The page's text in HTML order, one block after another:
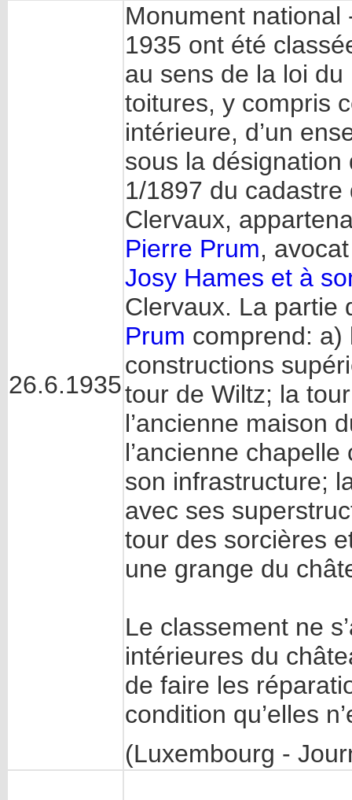
26.6.1935
Monument
1935 ont été
au sens de la loi
toitures, y compris
intérieure, d’un
sous la désignation
1/1897 du
Clervaux,
Pierre Prum,
Josy Hames et à
Clervaux. La partie
Prum comprend: a)
constructions
tour de Wiltz; la
l’ancienne maison
l’ancienne
son infrastructure;
avec ses
tour des sorcières
une grange du
Le classement ne
intérieures du
de faire les
condition qu’elles
(Luxembourg -